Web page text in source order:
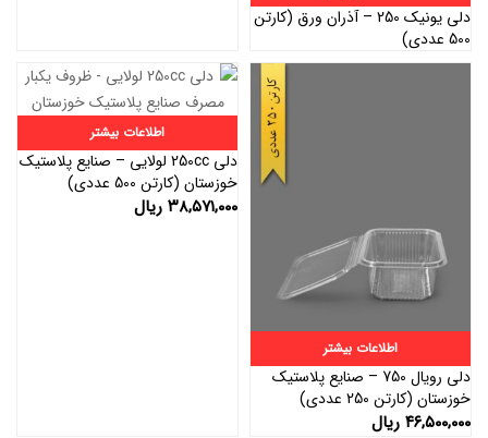
دلی یونیک 250 – آذران ورق (کارتن
500 عددی)
اطلاعات بیشتر
دلی رویال 750 – صنایع پلاستیک
خوزستان (کارتن 250 عددی)
۴۶,۵۰۰,۰۰۰ ریال
اطلاعات بیشتر
دلی 250cc لولایی – صنایع پلاستیک
خوزستان (کارتن 500 عددی)
۳۸,۵۷۱,۰۰۰ ریال